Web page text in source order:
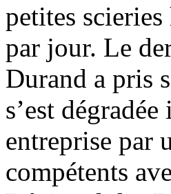
petites
par jour. Le
Durand a pris
s’est
entreprise par
compétents